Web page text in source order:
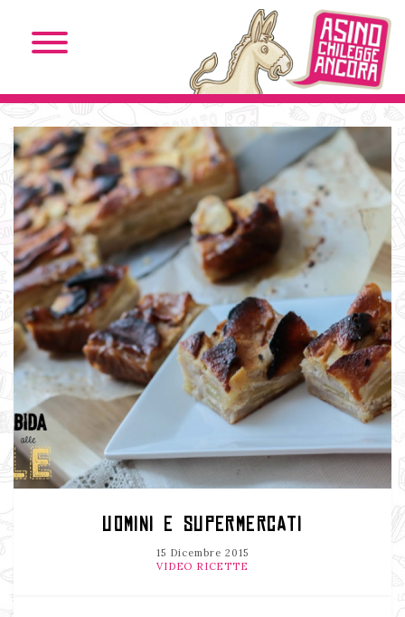
UOMINI E SUPERMERCATI
15 Dicembre 2015
VIDEO RICETTE